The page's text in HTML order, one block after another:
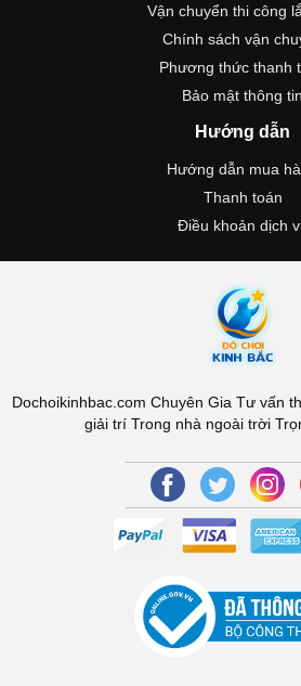
Vận chuyển thi công
Chính sách vận
Phương thức thanh
Bảo mật thông tin
Hướng dẫn
Hướng dẫn mua
Thanh toán
Điều khoản dịch
Dochoikinhbac.com Chuyên Gia Tư vấn
giải trí Trong nhà ngoài trời